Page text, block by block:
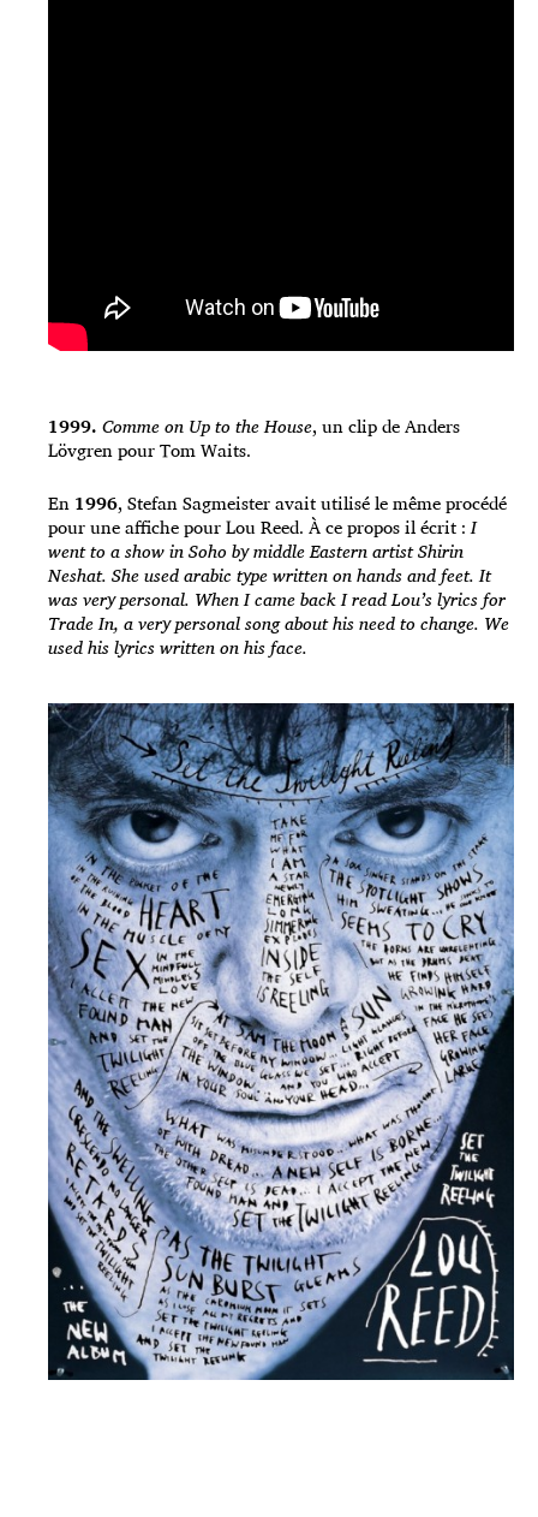
1999. Comme on Up to the House, un clip de Anders
Lövgren pour Tom Waits.
En 1996, Stefan Sagmeister avait utilisé le même procédé
pour une affiche pour Lou Reed. À ce propos il écrit :I
went to a show in Soho by middle Eastern artist Shirin
Neshat. She used arabic type written on hands and feet. It
was very personal. When I came back I read Lou’s lyrics for
Trade In, a very personal song about his need to change. We
used his lyrics written on his face.